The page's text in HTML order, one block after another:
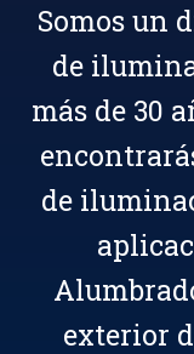
Buscar
Somos un
de
más de 30
de
exterior